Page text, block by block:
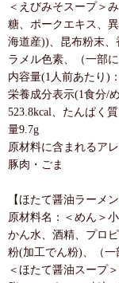
＜えびみそスープ＞
糖、ポークエキス、
海道産))、昆布粉末
ラメル色素、（一部
内容量(1人前あたり)
栄養成分表示(1食分/
523.8kcal、たんぱく
量9.7g
原材料に含まれるア
豚肉・ごま
【ほたて醤油ラーメン
原材料名：＜めん＞
かん水、酒精、プロ
粉(加工でん粉)、（一
＜ほたて醤油スープ